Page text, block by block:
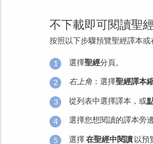
不下載即可閱讀聖
按照以下步驟預覽聖經譯本或
選擇聖經分頁。
右上角 ：選擇聖經譯本
從列表中選擇譯本，或
選擇您想閱讀的譯本旁
選擇在聖經中閱讀 以預